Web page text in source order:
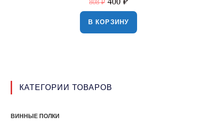
808₽
В КОРЗИНУ
КАТЕГОРИИ ТОВАРОВ
ВИННЫЕ ПОЛКИ